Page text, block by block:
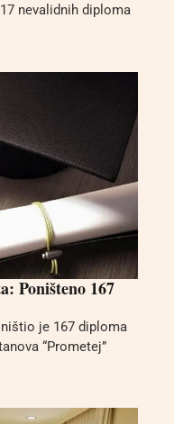
nevalidnih diploma
Poništeno 167
je 167 diploma
“Prometej”